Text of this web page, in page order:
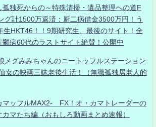
独死からの～特殊清掃・遺品整理への道F
グ計1500万返済：厨二病借金3500万円！う
生HKT46！！9期研究生、最後のサイト！全
病60代のラストサイト絶賛！公開中
メグみみちゃんのニートッフルステーション
女の映画三昧老後生活！（無職孤独居老人的
マッフルMAX2- FX！オ・カマトレーダーの
マたち編（おもしろ動画まとめ速報）